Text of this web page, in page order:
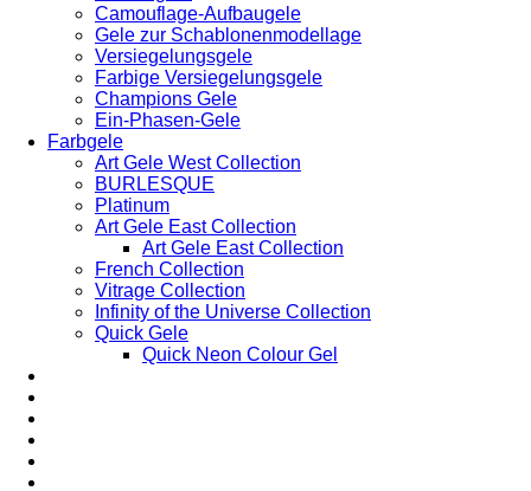
Camouflage-Aufbaugele
Gele zur Schablonenmodellage
Versiegelungsgele
Farbige Versiegelungsgele
Champions Gele
Ein-Phasen-Gele
Farbgele
Art Gele West Collection
BURLESQUE
Platinum
Art Gele East Collection
Art Gele East Collection
French Collection
Vitrage Collection
Infinity of the Universe Collection
Quick Gele
Quick Neon Colour Gel